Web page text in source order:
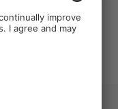
Sie auf dem Laufenden